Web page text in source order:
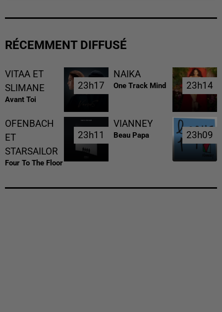
RÉCEMMENT DIFFUSÉ
VITAA ET
SLIMANE
Avant Toi
23h17
23h17
NAIKA
One Track Mind 23h14
23h14
OFENBACH
ET
STARSAILOR
Four To The Floor
23h11
23h11
VIANNEY
Beau Papa 23h09
23h09